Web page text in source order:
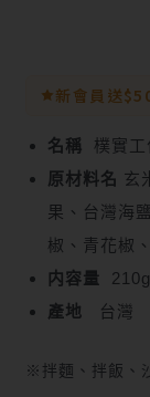
新會員送
名稱 樸實工
原材料名 玄
果、台灣海
椒、青花椒
内容量 210g
產地
台灣
※拌麵、拌飯、